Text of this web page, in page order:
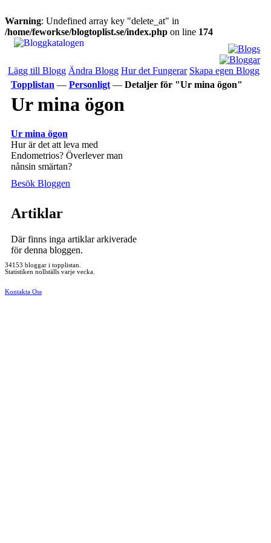
Warning: Undefined array key "delete_at" in
/home/feworkse/blogtoplist.se/index.php on line 174
Lägg till Blogg Ändra Blogg Hur det Fungerar Skapa egen Blogg
Topplistan — Personligt — Detaljer för "Ur mina ögon"
Ur mina ögon
Ur mina ögon
Hur är det att leva med
Endometrios? Överlever man
nånsin smärtan?
Besök Bloggen
Artiklar
Där finns inga artiklar arkiverade
för denna bloggen.
34153 bloggar i topplistan.
Statistiken nollställs varje vecka.
Kontakta Oss